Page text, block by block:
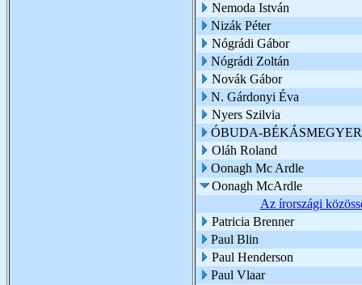
Nemoda István
Nizák Péter
Nógrádi Gábor
Nógrádi Zoltán
Novák Gábor
N. Gárdonyi Éva
Nyers Szilvia
ÓBUDA-
Oláh Roland
Oonagh Mc Ardle
Oonagh McArdle
Az írországi
Patricia Brenner
Paul Blin
Paul Henderson
Paul Vlaar